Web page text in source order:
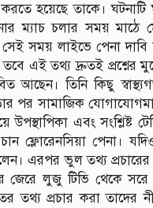
হয়েছে তাকে।
ম্যাচ চলার সময়
সময় লাইভে পেনা দাবি
এই তথ্য দ্রুতই প্রশ্নের
আছেন। তিনি কিছু
পর সামাজিক
এবং সংশ্লিষ্ট
চান ফ্লোরেনসিয়া পেনা।
এরপর ভুল তথ্য প্রচারের
জেরে লুজু টিভি থেকে সরে
তথ্য প্রচার করা তাদের